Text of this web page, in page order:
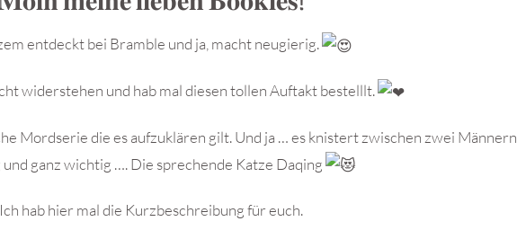
entdeckt bei Bramble und ja, machtneugierig.
widerstehen und hab mal diesen tollen Auftakt bestelllt.
Mordserie die es aufzuklären gilt. Und ja … es knistert zwischen zwei Männern
ganz wichtig …. Die sprechende Katze Daqing
Ich hab hier mal die Kurzbeschreibung für euch.